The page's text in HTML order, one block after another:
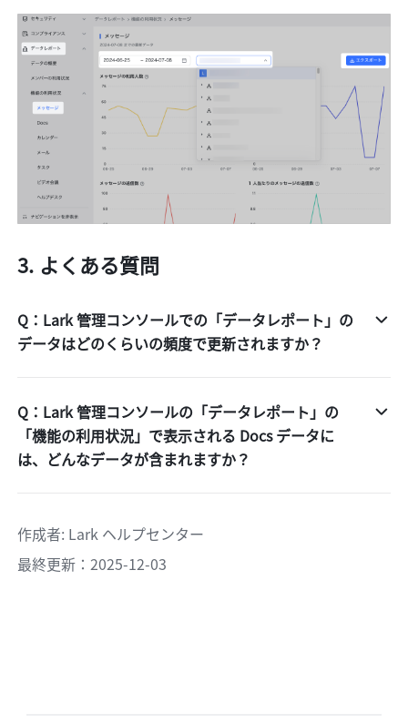
よくある質問
Q：Lark 管理コンソールでの「データレポート」の
データはどのくらいの頻度で更新されますか？
Q：Lark 管理コンソールの「データレポート」の
「機能の利用状況」で表示される Docs データに
は、どんなデータが含まれますか？
作成者: Lark ヘルプセンター
最終更新：2025-12-03